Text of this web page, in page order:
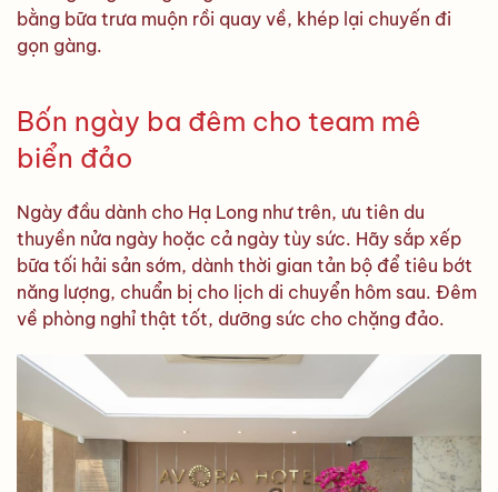
bằng bữa trưa muộn rồi quay về, khép lại chuyến đi
gọn gàng.
Bốn ngày ba đêm cho team mê
biển đảo
Ngày đầu dành cho Hạ Long như trên, ưu tiên du
thuyền nửa ngày hoặc cả ngày tùy sức. Hãy sắp xếp
bữa tối hải sản sớm, dành thời gian tản bộ để tiêu bớt
năng lượng, chuẩn bị cho lịch di chuyển hôm sau. Đêm
về phòng nghỉ thật tốt, dưỡng sức cho chặng đảo.